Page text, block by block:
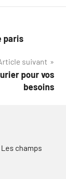
paris
suivant
pour vos
besoins
Les champs